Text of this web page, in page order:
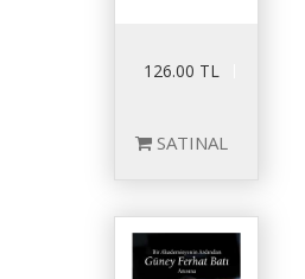
126.00 TL
SATINAL